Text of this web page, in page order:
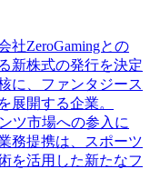
社ZeroGamingとの
新株式の発行を決定
に、ファンタジース
展開する企業。
ツ市場への参入に
務提携は、スポーツ
を活用した新たなフ